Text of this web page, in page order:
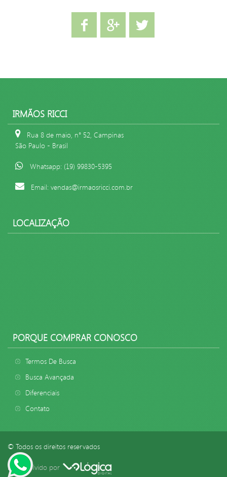
IRMÃOS RICCI
Rua 8 de maio, n° 52, Campinas
São Paulo - Brasil
Whatsapp: (19) 99830-5395
Email: vendas@irmaosricci.com.br
LOCALIZAÇÃO
PORQUE COMPRAR CONOSCO
Termos De Busca
Busca Avançada
Diferenciais
Contato
© Todos os direitos reservados
Desenvolvido por